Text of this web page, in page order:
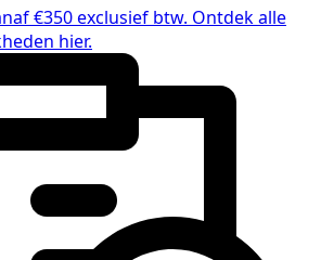
€350 exclusief btw. Ontdek alle
hier.